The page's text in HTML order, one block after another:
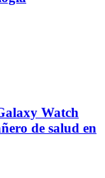
Watch
de salud en